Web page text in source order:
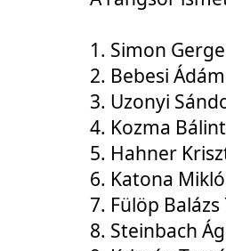
1. Simon
2. Bebesi
3. Uzonyi
4. Kozma
5. Hahner
6. Katona
7. Fülöp
8. Steinbach